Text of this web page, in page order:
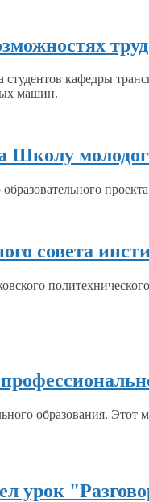
кафедры
машин.
Школу
совета
образования. Этот
урок